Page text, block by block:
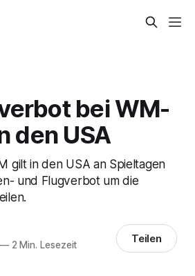
bei WM-
den USA
gilt in den USA an Spieltagen
und Flugverbot um die
—2 Min. Lesezeit Teilen